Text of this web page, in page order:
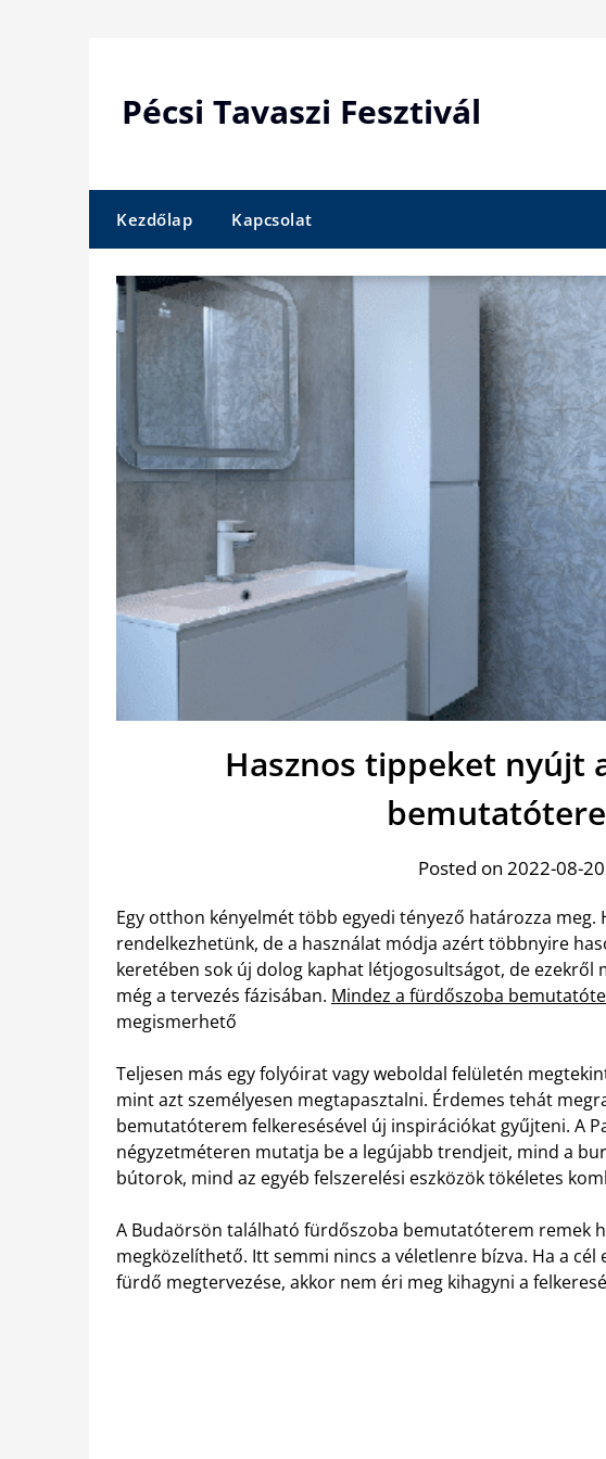
Pécsi Tavaszi Fesztivál
Kezdőlap Kapcsolat
Hasznos tippeket nyújt
Posted on 2022-08-20
Egy otthon kényelmét több egyedi tényező határozza meg.
rendelkezhetünk, de a használat módja azért többnyire
keretében sok új dolog kaphat létjogosultságot, de ezekről
még a tervezés fázisában. Mindez a fürdőszoba
megismerhető
Teljesen más egy folyóirat vagy weboldal felületén
mint azt személyesen megtapasztalni. Érdemes tehát
bemutatóterem felkeresésével új inspirációkat gyűjteni. A
négyzetméteren mutatja be a legújabb trendjeit, mind a
bútorok, mind az egyéb felszerelési eszközök tökéletes
A Budaörsön található fürdőszoba bemutatóterem remek
megközelíthető. Itt semmi nincs a véletlenre bízva. Ha a cél
fürdő megtervezése, akkor nem éri meg kihagyni a